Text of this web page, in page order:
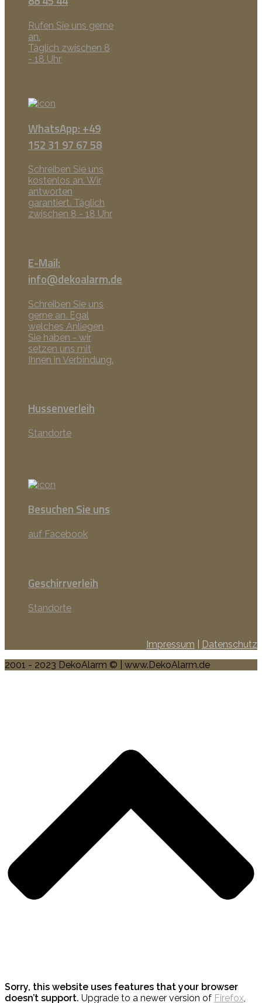
Rufen Sie uns gerne
an.
Täglich zwischen 8
- 18 Uhr
WhatsApp: +49
152 31 97 67 58
Schreiben Sie uns
kostenlos an. Wir
antworten
garantiert. Täglich
zwischen 8 - 18 Uhr
E-Mail:
info@dekoalarm.de
Schreiben Sie uns
gerne an. Egal
welches Anliegen
Sie haben - wir
setzen uns mit
Ihnen in Verbindung.
Hussenverleih
Standorte
Besuchen Sie uns
auf Facebook
Geschirrverleih
Standorte
Impressum
Datenschutz
2001 - 2023 DekoAlarm © | www.DekoAlarm.de
Sorry, this website uses features that your browser
doesn’t support. Upgrade to a newer version of Firefox,